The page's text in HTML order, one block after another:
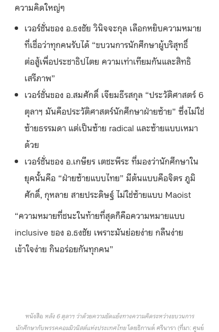
ความคิดใหญ่ๆ
เวอร์ชั่นของ อ.ธงชัย วินิจจะกุล เลือกหยิบความหมาย
ที่เชื่อว่าทุกคนรับได้ “ขบวนการนักศึกษาผู้บริสุทธิ์
ต่อสู้เพื่อประชาธิปไตย ความเท่าเทียมกันและสิทธิ
เสรีภาพ”
เวอร์ชั่นของ อ.สมศักดิ์ เจียมธีรสกุล “ประวัติศาสตร์ 6
ตุลาฯ มันคือประวัติศาสตร์นักศึกษาฝ่ายซ้าย” ซึ่งไม่ใช่
ซ้ายธรรมดา แต่เป็นซ้าย radical และซ้ายแบบเหมา
ด้วย
เวอร์ชั่นของ อ.เกษียร เตชะพีระ ที่มองว่านักศึกษาใน
ยุคนั้นคือ “ฝ่ายซ้ายแบบไทย” มีต้นแบบคือจิตร ภูมิ
ศักดิ์, กุหลาย สายประดิษฐ์ ไม่ใช่ซ้ายแบบ Maoist
“ความหมายที่ชนะในท้ายที่สุดก็คือความหมายแบบ
inclusive ของ อ.ธงชัย เพราะมันย่อยง่าย กลืนง่าย
เข้าใจง่าย กินอร่อยกันทุกคน”
หนังสือ หลัง 6 ตุลาฯ ว่าด้วยความขัดแย้งทางความคิดระหว่างขบวนการ
นักศึกษากับพรรคคอมมิวนิสต์แห่งประเทศไทยโดยธิกานต์ ศรีนารา (ที่มา: ศูนย์